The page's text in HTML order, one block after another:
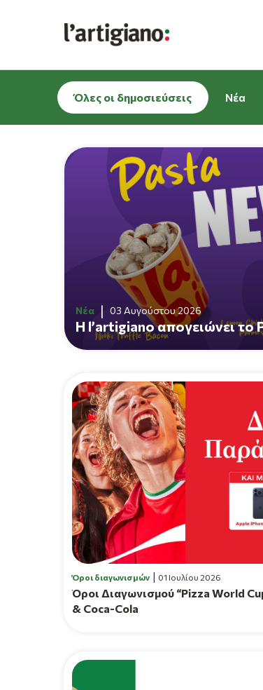
Όλες οι δημοσιεύσεις Νέα
Νέα 03 Αυγούστου 2026
Η l’artigiano απογειώνει το
Όροι διαγωνισμών 01 Ιουλίου 2026
Όροι Διαγωνισμού “Pizza World
& Coca-Cola